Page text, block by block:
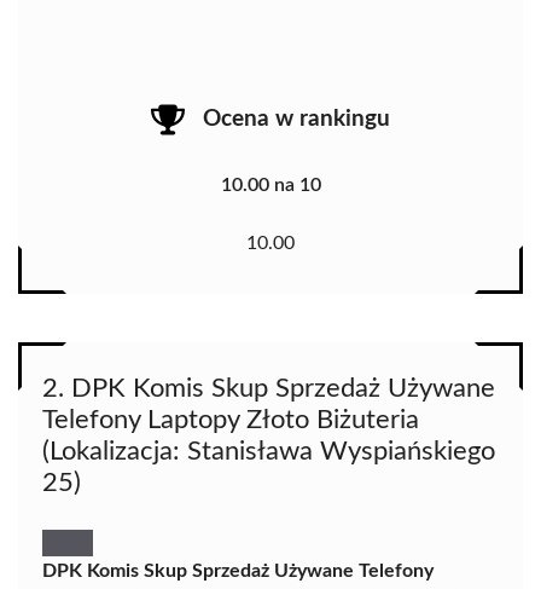
Ocena w rankingu
10.00 na 10
10.00
2. DPK Komis Skup Sprzedaż Używane
Telefony Laptopy Złoto Biżuteria
(Lokalizacja: Stanisława Wyspiańskiego
25)
DPK Komis Skup Sprzedaż Używane Telefony